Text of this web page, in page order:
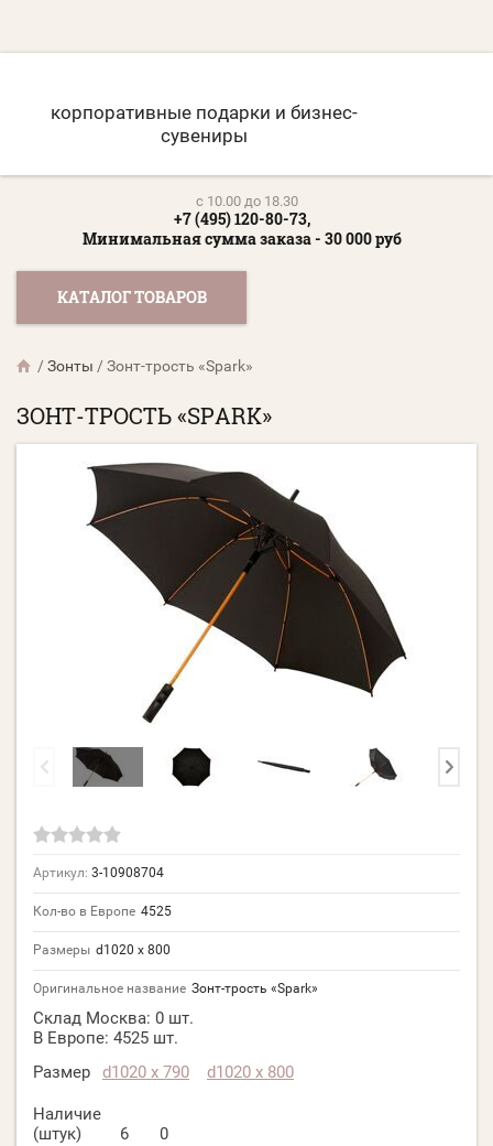
корпоративные подарки и бизнес-
сувениры
c 10.00 до 18.30
+7 (495) 120-80-73,
Минимальная сумма заказа - 30 000 руб
КАТАЛОГ ТОВАРОВ
/Зонты /Зонт-трость «Spark»
ЗОНТ-ТРОСТЬ «SPARK»
Артикул: 3-10908704
Кол-во в Европе 4525
Размеры d1020 х 800
Оригинальное название Зонт-трость «Spark»
Склад Москва: 0 шт.
В Европе: 4525 шт.
Размер
d1020 х 790 d1020 х 800
Наличие
(штук)
6 0